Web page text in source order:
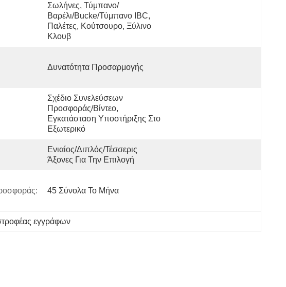
Σωλήνες, Τύμπανο/
Βαρέλι/bucke/τύμπανο IBC,
Παλέτες, Κούτσουρο, Ξύλινο
Κλουβ
Δυνατότητα Προσαρμογής
Σχέδιο Συνελεύσεων
Προσφοράς/βίντεο,
Εγκατάσταση Υποστήριξης Στο
Εξωτερικό
Ενιαίος/διπλός/τέσσερις
Άξονες Για Την Επιλογή
45 Σύνολα Το Μήνα
εγγράφων